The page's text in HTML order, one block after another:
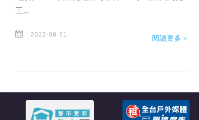
工...
2022-08-31 閱讀更多＞